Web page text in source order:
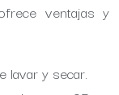
ventajas y
lavar y secar.